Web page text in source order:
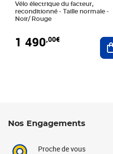
Vélo électrique du facteur,
reconditionné - Taille normale -
Noir/ Rouge
1 490,00€
Nos Engagements
Proche de vous